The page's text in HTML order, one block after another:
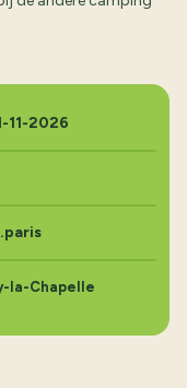
11-2026
la-Chapelle